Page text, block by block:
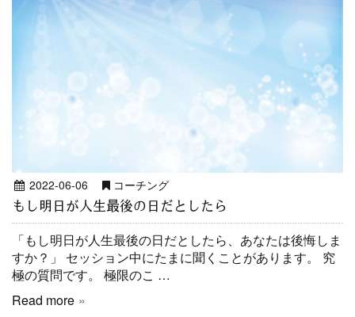
2022-06-06 コーチング
もし明日が人生最後の日だとしたら
「もし明日が人生最後の日だとしたら、あなたは後悔しま
すか？」 セッション中にたまに聞くことがあります。 究
極の質問です。 極限のこ …
Read more